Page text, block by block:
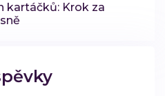
kartáčků: Krok za